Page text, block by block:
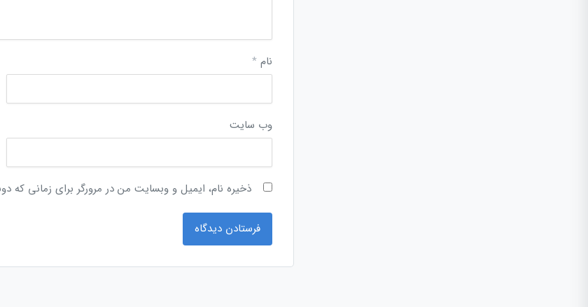
نام*
وب‌ سایت
ذخیره نام، ایمیل و وبسایت من در مرورگر برای زمانی که